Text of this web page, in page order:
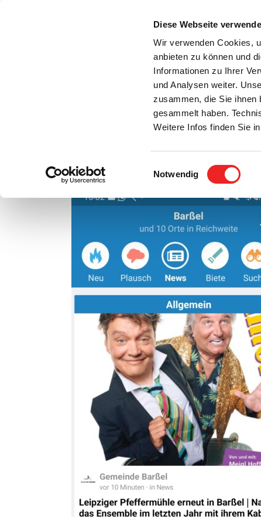
Diese Webseite
Wir verwenden Cookies,
anbieten zu können und
Informationen zu Ihrer
und Analysen weiter.
zusammen, die Sie ihnen
gesammelt haben.
Weitere Infos finden Sie
Einwilligungsauswahl
Notwendig
Bürgerservice Rats- /
Neue Kommunikations-App „DorfFunk“ wird
grösseres